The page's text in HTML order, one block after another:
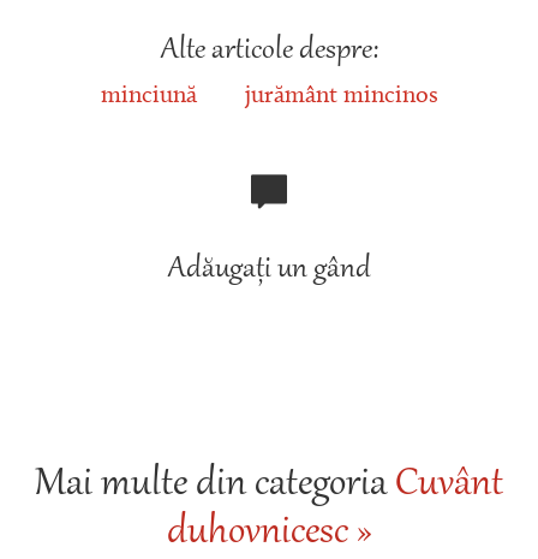
Alte articole despre:
minciună jurământ mincinos
Adăugați un gând
Mai multe din categoriaCuvânt
duhovnicesc »